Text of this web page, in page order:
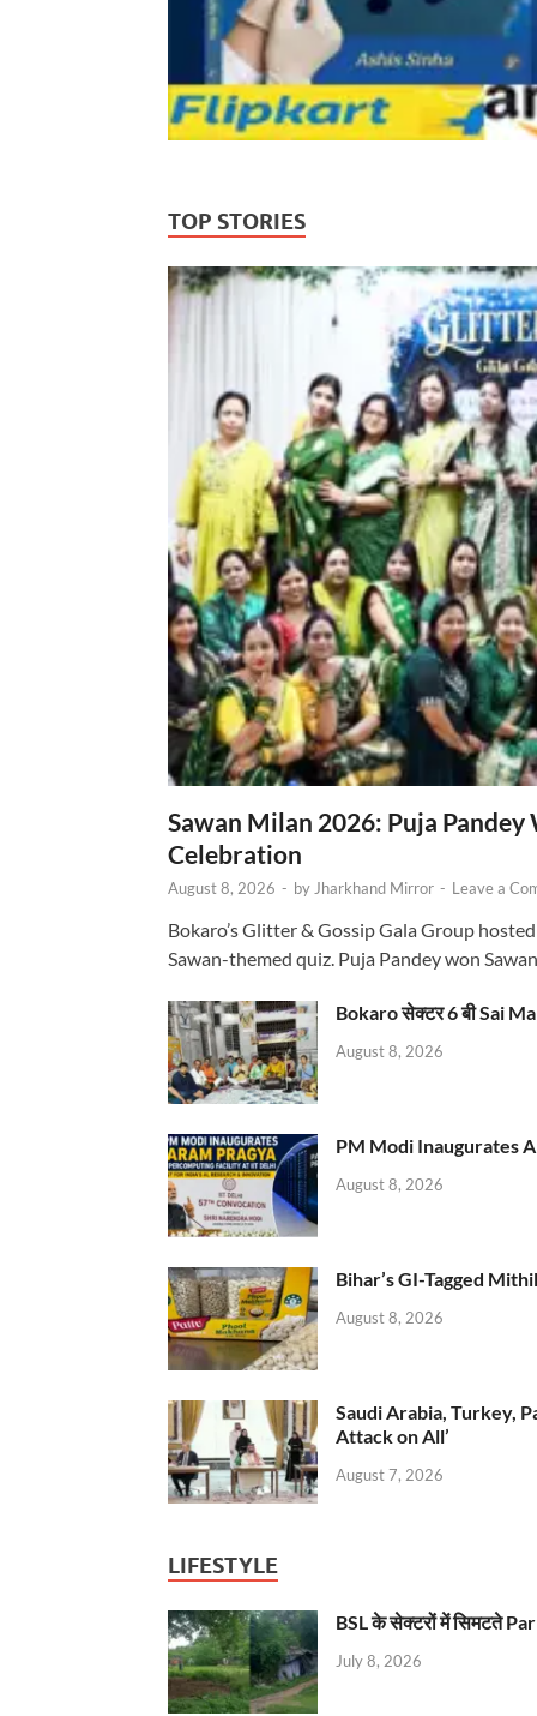
TOP STORIES
Sawan Milan 2026: Puja
Celebration
August 8, 2026 - by Jharkhand Mirror - Leave a
Bokaro’s Glitter & Gossip Gala Group
Sawan-themed quiz. Puja Pandey won
Bokaro सेक्टर 6 बी Sai
August 8, 2026
PM Modi Inaugurates
August 8, 2026
Bihar’s GI-Tagged
August 8, 2026
Saudi Arabia, Turkey,
Attack on All’
August 7, 2026
LIFESTYLE
BSL के सेक्टरों में सिमटते
July 8, 2026